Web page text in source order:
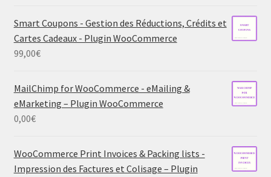
Smart Coupons - Gestion des Réductions, Crédits et
Cartes Cadeaux - Plugin WooCommerce
99,00€
MailChimp for WooCommerce - eMailing &
eMarketing – Plugin WooCommerce
0,00€
WooCommerce Print Invoices & Packing lists -
Impression des Factures et Colisage – Plugin